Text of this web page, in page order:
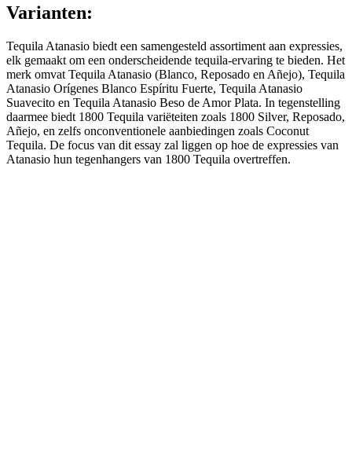
Varianten:
Tequila Atanasio biedt een samengesteld assortiment aan expressies,
elk gemaakt om een onderscheidende tequila-ervaring te bieden. Het
merk omvat Tequila Atanasio (Blanco, Reposado en Añejo), Tequila
Atanasio Orígenes Blanco Espíritu Fuerte, Tequila Atanasio
Suavecito en Tequila Atanasio Beso de Amor Plata. In tegenstelling
daarmee biedt 1800 Tequila variëteiten zoals 1800 Silver, Reposado,
Añejo, en zelfs onconventionele aanbiedingen zoals Coconut
Tequila. De focus van dit essay zal liggen op hoe de expressies van
Atanasio hun tegenhangers van 1800 Tequila overtreffen.